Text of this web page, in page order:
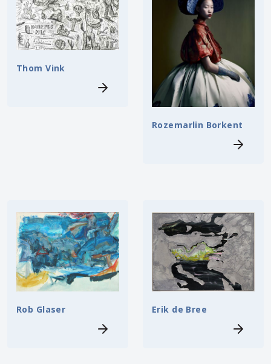
Thom Vink
Rozemarlin Borkent
Rob Glaser Erik de Bree